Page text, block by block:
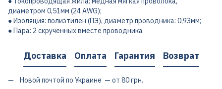
диаметром 0,51мм (24 AWG);
● Изоляция: полиэтилен (ПЭ), диаметр проводника: 0,93мм;
● Пара: 2 скрученных вместе проводника
Доставка Оплата Гарантия Возврат
Новой почтой по Украине — от 80 грн.